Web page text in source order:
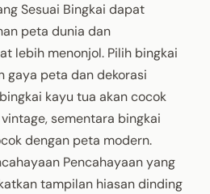
Sesuai Bingkai dapat
peta dunia dan
lebih menonjol. Pilih bingkai
gaya peta dan dekorasi
kayu tua akan cocok
sementara bingkai
dengan peta modern.
Pencahayaan yang
tampilan hiasan dinding